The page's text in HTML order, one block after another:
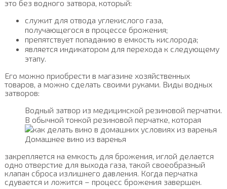
это без водного затвора, который:
служит для отвода углекислого газа,
получающегося в процессе брожения;
препятствует попаданию в емкость кислорода;
является индикатором для перехода к следующему
этапу.
Его можно приобрести в магазине хозяйственных
товаров, а можно сделать своими руками. Виды водных
затворов:
Водный затвор из медицинской резиновой перчатки.
В обычной тонкой резиновой перчатке, которая
Домашнее вино из варенья
закрепляется на емкость для брожения, иглой делается
одно отверстие для выхода газа, такой своеобразный
клапан сброса излишнего давления. Когда перчатка
сдувается и ложится – процесс брожения завершен.